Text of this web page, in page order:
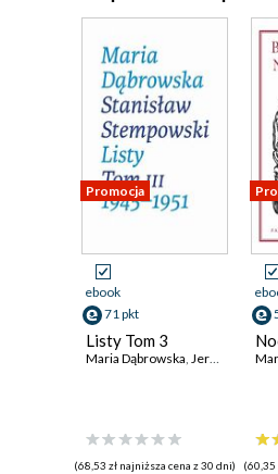
Promocja
ebook
71 pkt
Listy Tom 3
Maria Dąbrowska Jerzy Stempowski
(68,53 zł najniższa cena z 30 dni) (60,35